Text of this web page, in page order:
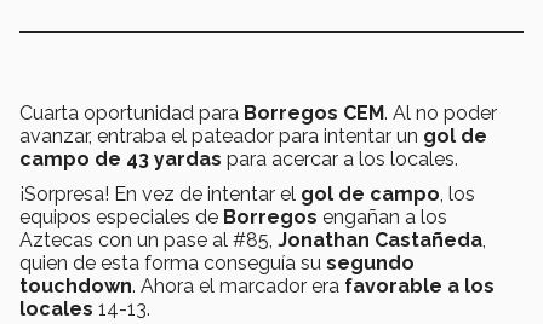
Cuarta oportunidad para Borregos CEM. Al no poder
avanzar, entraba el pateador para intentar un gol de
campo de 43 yardas para acercar a los locales.
¡Sorpresa! En vez de intentar el gol de campo, los
equipos especiales de Borregos engañan a los
Aztecas con un pase al #85, Jonathan Castañeda,
quien de esta forma conseguía su segundo
touchdown. Ahora el marcador era favorable a los
locales 14-13.